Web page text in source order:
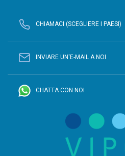
CHIAMACI (SCEGLIERE I PAESI)
INVIARE UN'E-MAIL A NOI
CHATTA CON NOI